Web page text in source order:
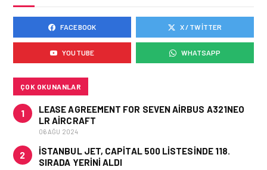
FIRMA HABERLERI • 28 MAY 2026
HAVACILIK EĞITIMINDE
“ROSETTA TAŞI” DEVRI:
EMPOWER.AERO’DAN
FACEBOOK X / TWITTER
YOUTUBE WHATSAPP
ÇOK OKUNANLAR
1
LEASE AGREEMENT FOR SEVEN AIRBUS A321NEO
LR AIRCRAFT
06 AĞU 2024
2
İSTANBUL JET, CAPITAL 500 LISTESINDE 118.
SIRADA YERINI ALDI